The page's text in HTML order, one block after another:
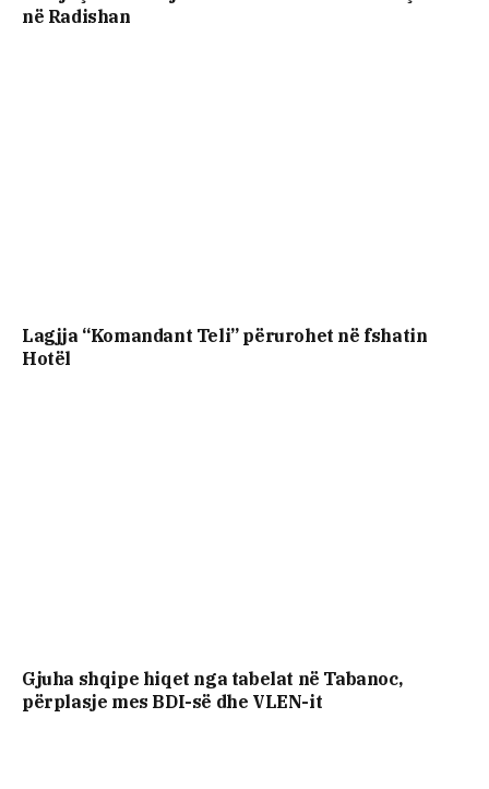
në Radishan
Lagjja “Komandant Teli” përurohet në fshatin
Hotël
Gjuha shqipe hiqet nga tabelat në Tabanoc,
përplasje mes BDI-së dhe VLEN-it